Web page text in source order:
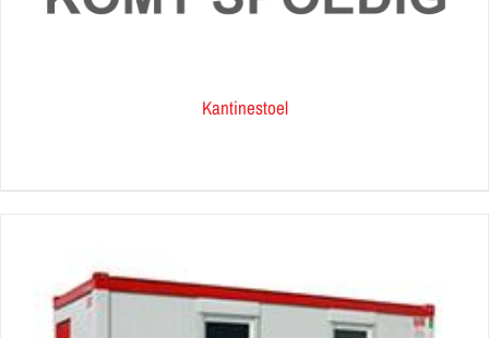
Kantinestoel